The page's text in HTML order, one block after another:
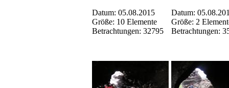
Datum: 05.08.2015
Größe: 10 Elemente
Betrachtungen: 32795
Datum:
Größe: 2
Betrachtungen: